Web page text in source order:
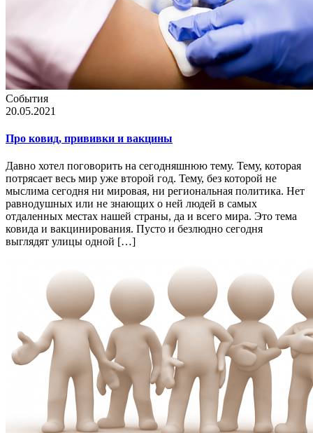
События
20.05.2021
Про ковид, прививки и вакцины
Давно хотел поговорить на сегодняшнюю тему. Тему, которая
потрясает весь мир уже второй год. Тему, без которой не
мыслима сегодня ни мировая, ни региональная политика. Нет
равнодушных или не знающих о ней людей в самых
отдаленных местах нашей страны, да и всего мира. Это тема
ковида и вакцинирования. Пусто и безлюдно сегодня
выглядят улицы одной […]